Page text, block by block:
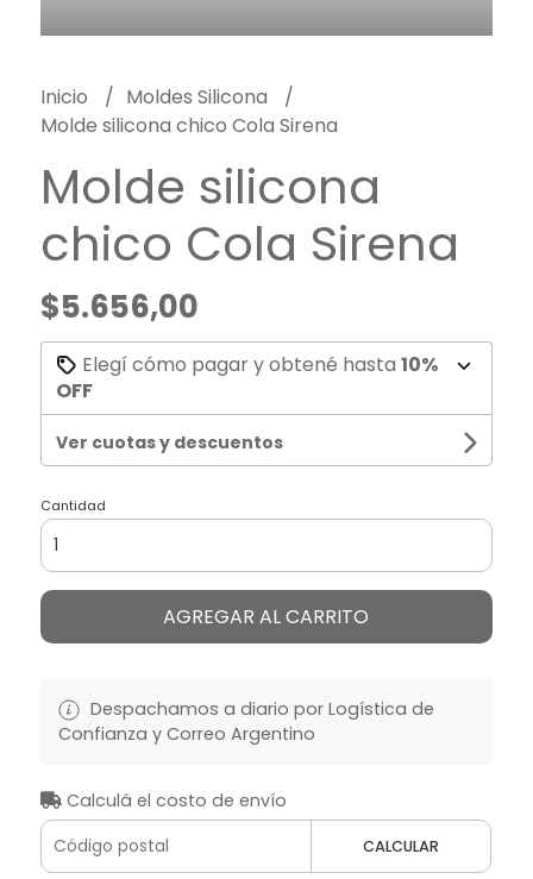
Inicio
Moldes Silicona
Molde silicona chico Cola Sirena
Molde silicona
chico Cola Sirena
$5.656,00
Elegí cómo pagar y obtené hasta 10%
OFF
Ver cuotas y descuentos
Cantidad
AGREGAR AL CARRITO
Despachamos a diario por Logística de
Confianza y Correo Argentino
Calculá el costo de envío
CALCULAR